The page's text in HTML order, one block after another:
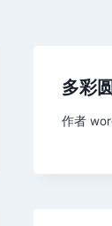
多彩
作者